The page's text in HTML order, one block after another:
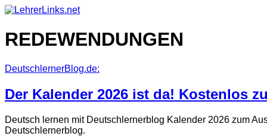
Skip
content
REDEWENDUNGEN
DeutschlernerBlog.de:
Der Kalender 2026 ist da! Kostenlos
Deutsch lernen mit Deutschlernerblog Kalender 2026 zum
Deutschlernerblog.